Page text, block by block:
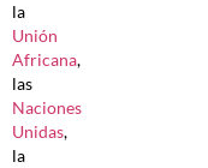
la
Unión
Africana,
las
Naciones
Unidas,
la